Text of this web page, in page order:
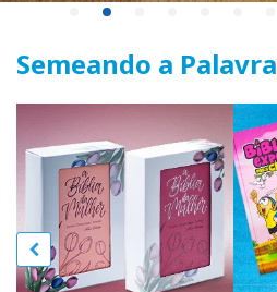
Semeando a Palavra